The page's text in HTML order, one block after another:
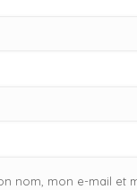
nom, mon e-mail et